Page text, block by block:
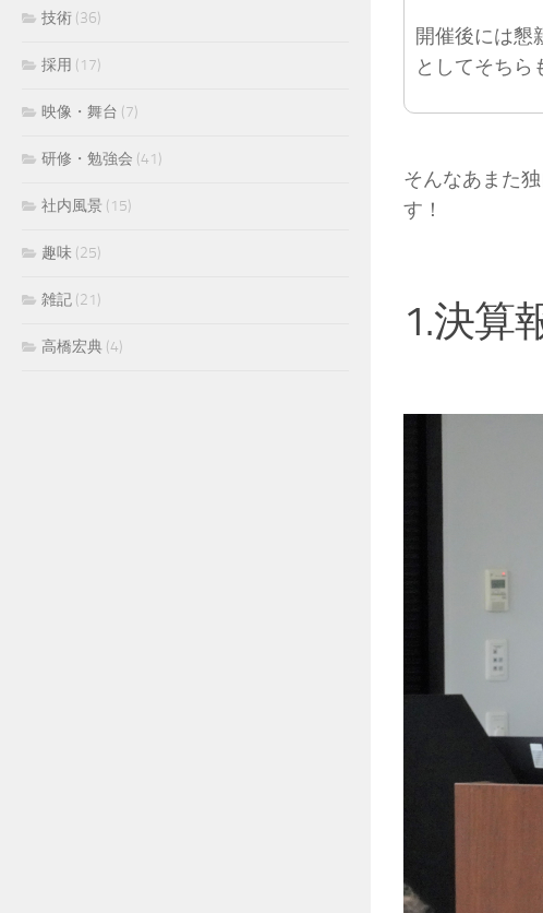
開催後には懇
としてそちら
そんなあまた独
す！
1.決算
技術 (36)
採用 (17)
映像・舞台 (7)
研修・勉強会 (41)
社内風景 (15)
趣味 (25)
雑記 (21)
高橋宏典 (4)